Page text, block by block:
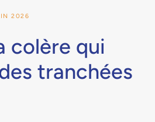
colère qui
tranchées
2026